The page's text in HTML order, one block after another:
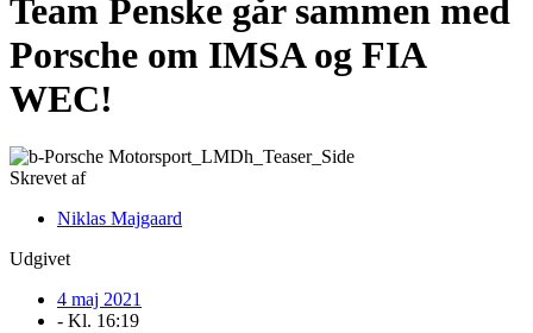
Team Penske går sammen med
Porsche om IMSA og FIA
WEC!
Skrevet af
Niklas Majgaard
Udgivet
4 maj 2021
- Kl. 16:19